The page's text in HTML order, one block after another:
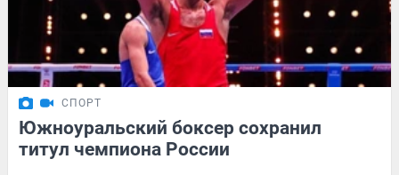
СПОРТ
Южноуральский боксер сохранил
титул чемпиона России